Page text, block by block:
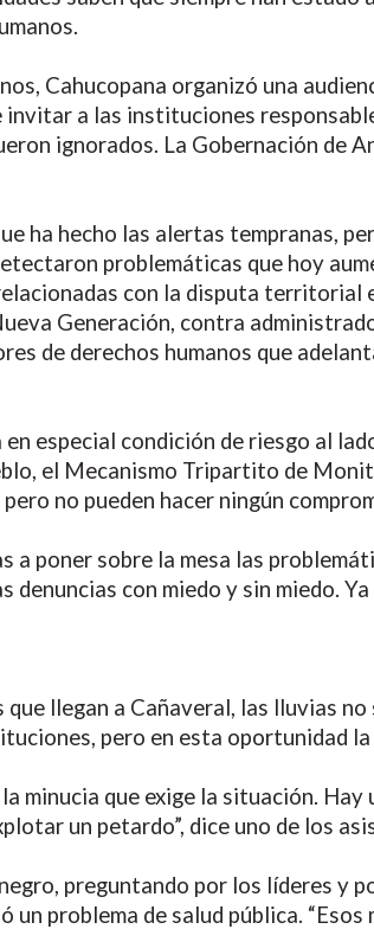
Cahucopana organizó una
a las instituciones
ignorados. La Gobernación de
ha hecho las alertas tempranas,
problemáticas que hoy
con la disputa
Generación, contra
de derechos humanos que
especial condición de riesgo al
el Mecanismo Tripartito de
no pueden hacer ningún
poner sobre la mesa las
con miedo y sin miedo.
llegan a Cañaveral, las lluvias
pero en esta oportunidad
minucia que exige la situación.
un petardo”, dice uno de los
preguntando por los líderes y
problema de salud pública.